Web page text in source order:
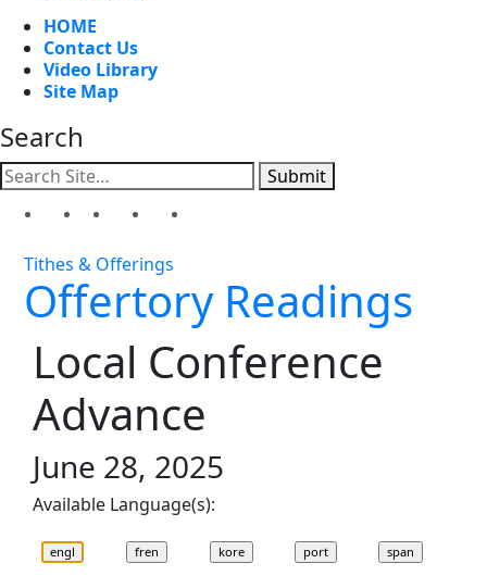
HOME
Contact Us
Video Library
Site Map
Search
Submit
Tithes & Offerings
Offertory Readings
Local Conference
Advance
June 28, 2025
Available Language(s):